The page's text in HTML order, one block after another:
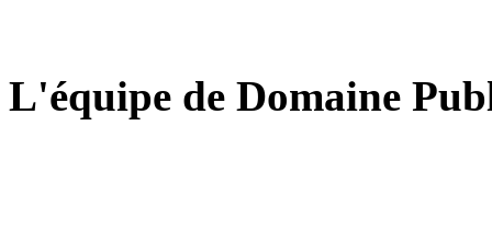
L'équipe de Domaine